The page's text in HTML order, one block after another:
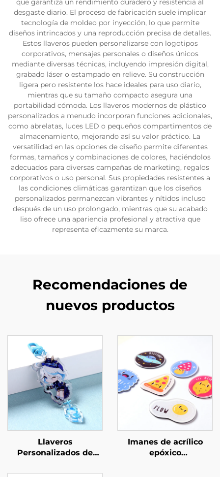
que garantiza un rendimiento duradero y resistencia al
desgaste diario. El proceso de fabricación suele implicar
tecnología de moldeo por inyección, lo que permite
diseños intrincados y una reproducción precisa de detalles.
Estos llaveros pueden personalizarse con logotipos
corporativos, mensajes personales o diseños únicos
mediante diversas técnicas, incluyendo impresión digital,
grabado láser o estampado en relieve. Su construcción
ligera pero resistente los hace ideales para uso diario,
mientras que su tamaño compacto asegura una
portabilidad cómoda. Los llaveros modernos de plástico
personalizados a menudo incorporan funciones adicionales,
como abrelatas, luces LED o pequeños compartimentos de
almacenamiento, mejorando así su valor práctico. La
versatilidad en las opciones de diseño permite diferentes
formas, tamaños y combinaciones de colores, haciéndolos
adecuados para diversas campañas de marketing, regalos
corporativos o uso personal. Sus propiedades resistentes a
las condiciones climáticas garantizan que los diseños
personalizados permanezcan vibrantes y nítidos incluso
después de un uso prolongado, mientras que su acabado
liso ofrece una apariencia profesional y atractiva que
representa eficazmente su marca.
Recomendaciones de
nuevos productos
Llaveros
Personalizados de
Imanes de acrílico
epóxico